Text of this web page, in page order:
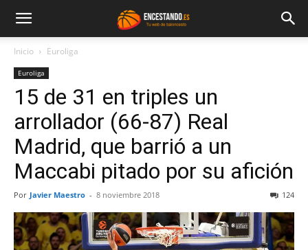
Inicio Euroliga
Euroliga
15 de 31 en triples un
arrollador (66-87) Real
Madrid, que barrió a un
Maccabi pitado por su afición
Por Javier Maestro - 8 noviembre 2018 124